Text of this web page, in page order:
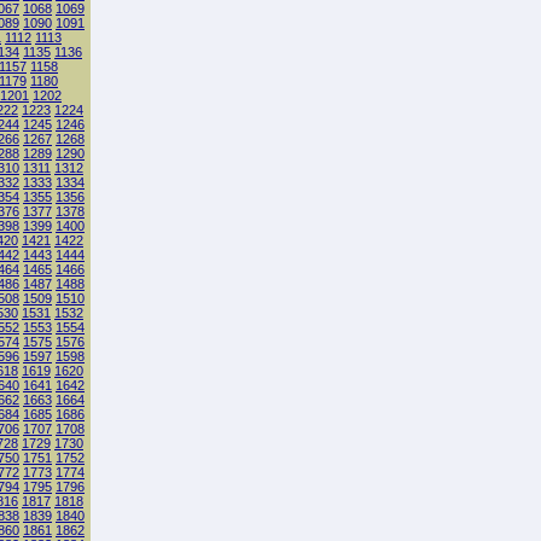
1068 1069
1090 1091
1112 1113
1135 1136
1157 1158
1179 1180
1201 1202
1223 1224
1245 1246
1267 1268
1289 1290
1311 1312
1333 1334
1355 1356
1377 1378
1399 1400
1421 1422
1443 1444
1465 1466
1487 1488
1509 1510
1531 1532
1553 1554
1575 1576
1597 1598
1619 1620
1641 1642
1663 1664
1685 1686
1707 1708
1729 1730
1751 1752
1773 1774
1795 1796
1817 1818
1839 1840
1861 1862